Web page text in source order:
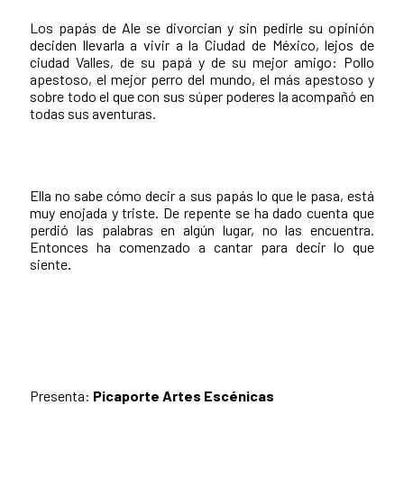
Los papás de Ale se divorcian y sin pedirle su opinión
deciden llevarla a vivir a la Ciudad de México, lejos de
ciudad Valles, de su papá y de su mejor amigo: Pollo
apestoso, el mejor perro del mundo, el más apestoso y
sobre todo el que con sus súper poderes la acompañó en
todas sus aventuras.
Ella no sabe cómo decir a sus papás lo que le pasa, está
muy enojada y triste. De repente se ha dado cuenta que
perdió las palabras en algún lugar, no las encuentra.
Entonces ha comenzado a cantar para decir lo que
siente
Presenta: Picaporte Artes Escénicas